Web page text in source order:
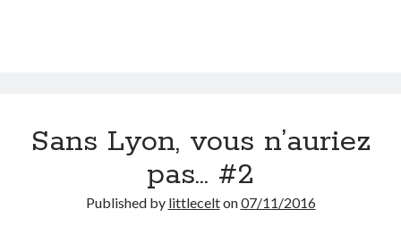
Sans Lyon, vous n’auriez
pas… #2
Published by littlecelton07/11/2016